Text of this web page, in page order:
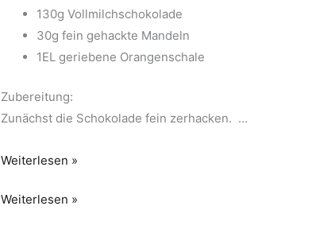
130g Vollmilchschokolade
30g fein gehackte Mandeln
1EL geriebene Orangenschale
Zubereitung:
Zunächst die Schokolade fein zerhacken. …
„Schneebedeckte
Weiterlesen »
„Schneebedeckte
Weiterlesen »